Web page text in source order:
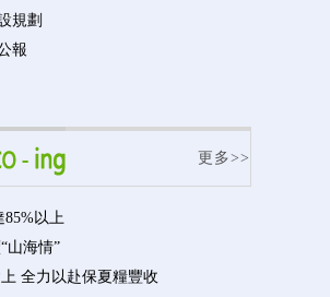
規劃
報
更多>>
85%以上
山海情”
全力以赴保夏糧豐收